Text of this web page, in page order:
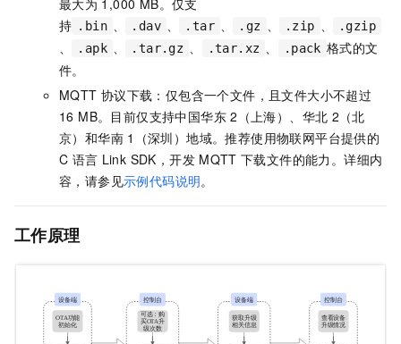
最大为 1,000 MB。仅支
持 .bin 、 .dav 、 .tar 、 .gz 、 .zip 、 .gzip
、 .apk 、 .tar.gz 、 .tar.xz 、 .pack 格式的文
件。
MQTT 协议下载：仅包含一个文件，且文件大小不超过
16 MB。目前仅支持中国华东 2（上海）、华北 2（北
京）和华南 1（深圳）地域。推荐使用物联网平台提供的
C 语言 Link SDK，开发 MQTT 下载文件的能力。详细内
容，请参见示例代码说明。
工作原理